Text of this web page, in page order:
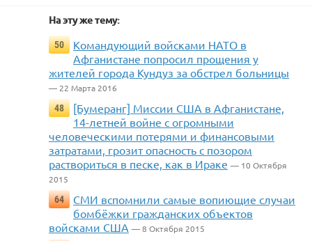
На эту же тему:
50
Командующий войсками НАТО в
Афганистане попросил прощения у
жителей города Кундуз за обстрел больницы
— 22 Марта 2016
48
[Бумеранг] Миссии США в Афганистане,
14-летней войне с огромными
человеческими потерями и финансовыми
затратами, грозит опасность с позором
раствориться в песке, как в Ираке — 10 Октября
2015
64
СМИ вспомнили самые вопиющие случаи
бомбёжки гражданских объектов
войсками США — 8 Октября 2015